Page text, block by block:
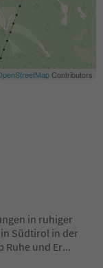
Contributors
in ruhiger
Südtirol in der
Ruhe und Er...